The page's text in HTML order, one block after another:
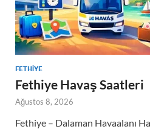
FETHIYE
Fethiye Havaş Saatleri
Ağustos 8, 2026
Fethiye – Dalaman Havaalanı